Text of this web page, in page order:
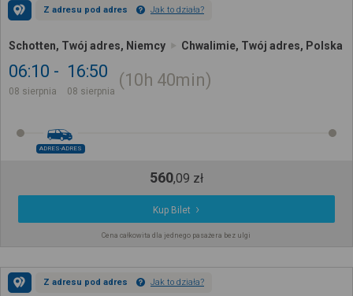
Z adresu pod adres Jak to działa?
Schotten, Twój adres, Niemcy Chwalimie, Twój adres, Polska
06:10
08 sierpnia
16:50
08 sierpnia
10h 40min
ADRES-ADRES
560,09 zł
Kup Bilet
Cena całkowita dla jednego pasażera bez ulgi
Z adresu pod adres Jak to działa?